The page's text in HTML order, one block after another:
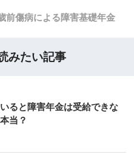
前傷病による障害基礎年金
みたい記事
ると障害年金は受給できな
当？